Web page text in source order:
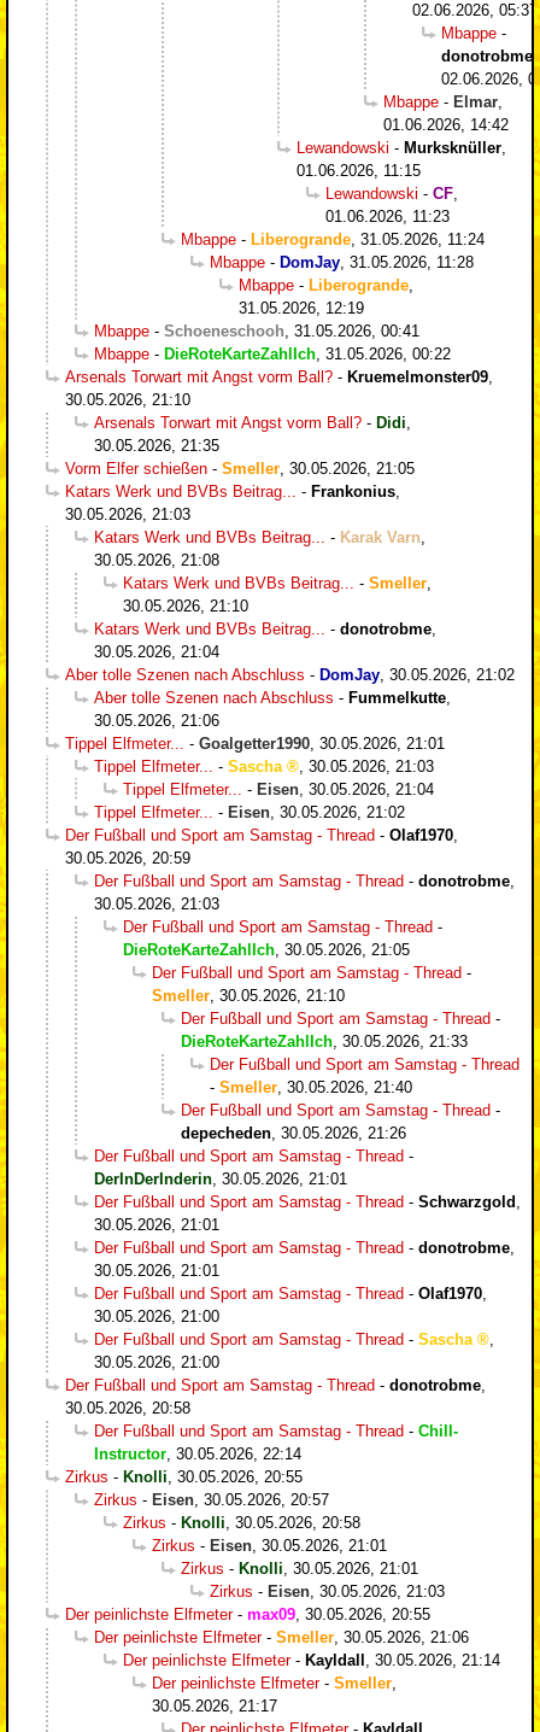
02.06.2026, 05:37
Mbappe -
donotrobme,
02.06.2026,
Mbappe - Elmar,
01.06.2026, 14:42
Lewandowski - Murksknüller,
01.06.2026, 11:15
Lewandowski - CF,
01.06.2026, 11:23
Mbappe - Liberogrande, 31.05.2026, 11:24
Mbappe - DomJay, 31.05.2026, 11:28
Mbappe - Liberogrande,
31.05.2026, 12:19
Mbappe - Schoeneschooh, 31.05.2026, 00:41
Mbappe - DieRoteKarteZahlIch, 31.05.2026, 00:22
Arsenals Torwart mit Angst vorm Ball? - Kruemelmonster09,
30.05.2026, 21:10
Arsenals Torwart mit Angst vorm Ball? - Didi,
30.05.2026, 21:35
Vorm Elfer schießen - Smeller, 30.05.2026, 21:05
Katars Werk und BVBs Beitrag... - Frankonius,
30.05.2026, 21:03
Katars Werk und BVBs Beitrag... - Karak Varn,
30.05.2026, 21:08
Katars Werk und BVBs Beitrag... - Smeller,
30.05.2026, 21:10
Katars Werk und BVBs Beitrag... - donotrobme,
30.05.2026, 21:04
Aber tolle Szenen nach Abschluss - DomJay, 30.05.2026, 21:02
Aber tolle Szenen nach Abschluss - Fummelkutte,
30.05.2026, 21:06
Tippel Elfmeter... - Goalgetter1990, 30.05.2026, 21:01
Tippel Elfmeter... - Sascha , 30.05.2026, 21:03
Tippel Elfmeter... - Eisen, 30.05.2026, 21:04
Tippel Elfmeter... - Eisen, 30.05.2026, 21:02
Der Fußball und Sport am Samstag - Thread - Olaf1970,
30.05.2026, 20:59
Der Fußball und Sport am Samstag - Thread - donotrobme,
30.05.2026, 21:03
Der Fußball und Sport am Samstag - Thread -
DieRoteKarteZahlIch, 30.05.2026, 21:05
Der Fußball und Sport am Samstag - Thread -
Smeller, 30.05.2026, 21:10
Der Fußball und Sport am Samstag - Thread -
DieRoteKarteZahlIch, 30.05.2026, 21:33
Der Fußball und Sport am Samstag - Thread
- Smeller, 30.05.2026, 21:40
Der Fußball und Sport am Samstag - Thread -
depecheden, 30.05.2026, 21:26
Der Fußball und Sport am Samstag - Thread -
DerInDerInderin, 30.05.2026, 21:01
Der Fußball und Sport am Samstag - Thread - Schwarzgold ,
30.05.2026, 21:01
Der Fußball und Sport am Samstag - Thread - donotrobme,
30.05.2026, 21:01
Der Fußball und Sport am Samstag - Thread - Olaf1970,
30.05.2026, 21:00
Der Fußball und Sport am Samstag - Thread - Sascha
,
30.05.2026, 21:00
Der Fußball und Sport am Samstag - Thread - donotrobme,
30.05.2026, 20:58
Der Fußball und Sport am Samstag - Thread - Chill-
Instructor, 30.05.2026, 22:14
Zirkus - Knolli, 30.05.2026, 20:55
Zirkus - Eisen, 30.05.2026, 20:57
Zirkus - Knolli, 30.05.2026, 20:58
Zirkus - Eisen, 30.05.2026, 21:01
Zirkus - Knolli, 30.05.2026, 21:01
Zirkus - Eisen, 30.05.2026, 21:03
Der peinlichste Elfmeter- max09, 30.05.2026, 20:55
Der peinlichste Elfmeter- Smeller, 30.05.2026, 21:06
Der peinlichste Elfmeter- Kayldall , 30.05.2026, 21:14
Der peinlichste Elfmeter- Smeller,
30.05.2026, 21:17